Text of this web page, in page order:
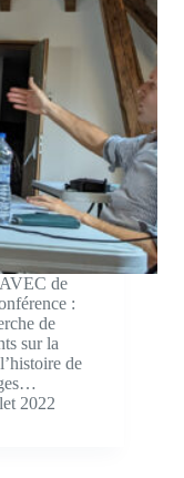
de
:
de
sur la
de
2022